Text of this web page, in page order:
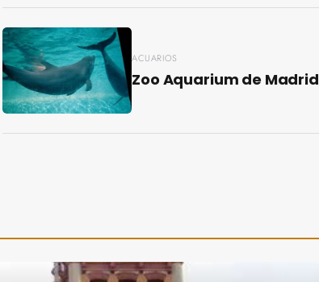
ACUARIOS
Zoo Aquarium de Madrid